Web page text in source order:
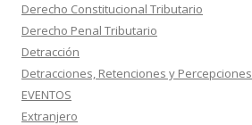
Derecho Constitucional Tributario
Derecho Penal Tributario
Detracción
Detracciones, Retenciones y Percepciones
EVENTOS
Extranjero